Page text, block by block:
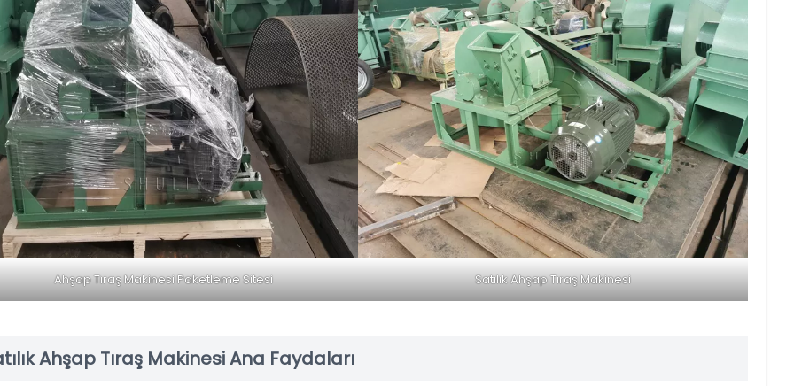
Ahşap Tıraş Makinesi Paketleme Sitesi Satılık Ahşap Tıraş Makinesi
Ahşap Tıraş Makinesi Ana Faydaları